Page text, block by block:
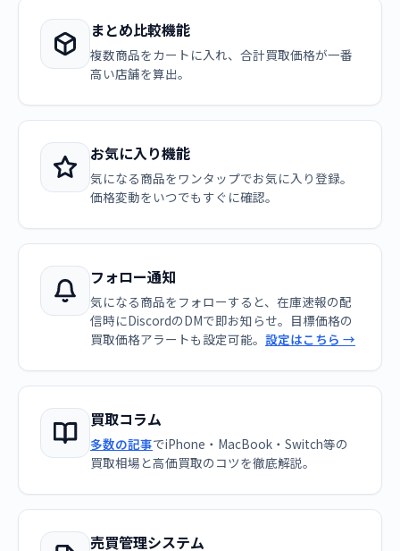
まとめ比較機能
複数商品をカートに入れ、合計買取価格が一番
高い店舗を算出。
お気に入り機能
気になる商品をワンタップでお気に入り登録。
価格変動をいつでもすぐに確認。
フォロー通知
気になる商品をフォローすると、在庫速報の配
信時にDiscordのDMで即お知らせ。目標価格の
買取価格アラートも設定可能。 設定はこちら →
買取コラム
多数の記事でiPhone・MacBook・Switch等の
買取相場と高価買取のコツを徹底解説。
売買管理システム